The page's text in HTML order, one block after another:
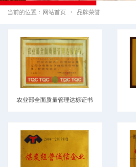
当前的位置： 网站首页  品牌荣誉
农业部全面质量管理达标证书